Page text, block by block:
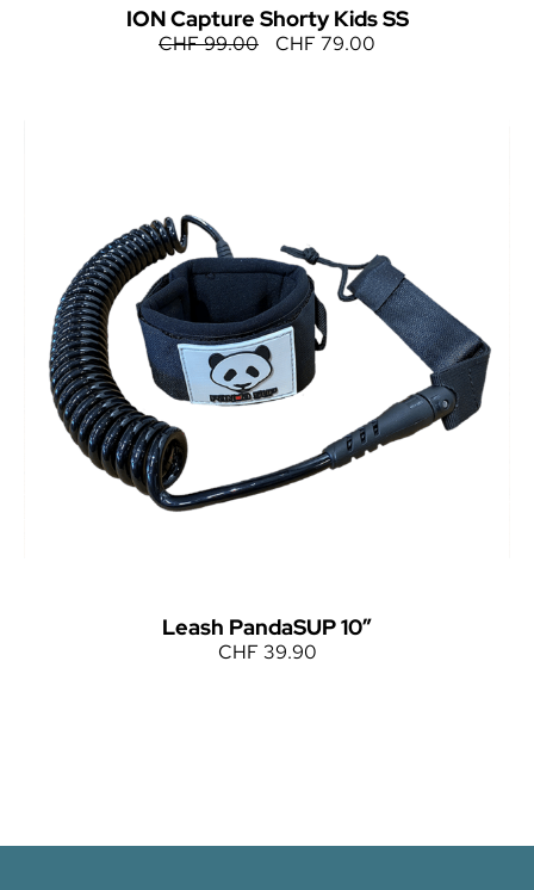
ION Capture Shorty Kids SS
CHF99.00 CHF 79.00
Leash PandaSUP 10″
CHF 39.90